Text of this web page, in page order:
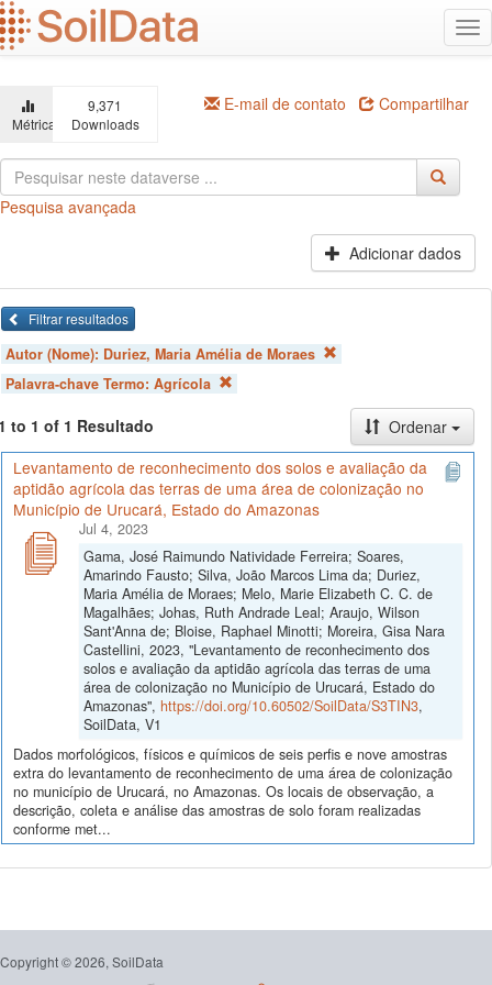
Ir
para
o
principal
Métricas
9,371
Downloads
E-mail de contato Compartilhar
Pesquisa avançada
Adicionar dados
Filtrar resultados
Autor (Nome): Duriez, Maria Amélia de Moraes
Palavra-chave Termo: Agrícola
to 1 of 1 Resultado
Ordenar
Levantamento de reconhecimento dos solos e avaliação da
aptidão agrícola das terras de uma área de colonização no
Município de Urucará, Estado do Amazonas
Jul 4, 2023
Gama, José Raimundo Natividade Ferreira; Soares,
Amarindo Fausto; Silva, João Marcos Lima da; Duriez,
Maria Amélia de Moraes; Melo, Marie Elizabeth C. C. de
Magalhães; Johas, Ruth Andrade Leal; Araujo, Wilson
Sant'Anna de; Bloise, Raphael Minotti; Moreira, Gisa Nara
Castellini, 2023, "Levantamento de reconhecimento dos
solos e avaliação da aptidão agrícola das terras de uma
área de colonização no Município de Urucará, Estado do
Amazonas", https://doi.org/10.60502/SoilData/S3TIN3,
SoilData, V1
Dados morfológicos, físicos e químicos de seis perfis e nove amostras
extra do levantamento de reconhecimento de uma área de colonização
no município de Urucará, no Amazonas. Os locais de observação, a
descrição, coleta e análise das amostras de solo foram realizadas
conforme met...
Copyright © 2026, SoilData